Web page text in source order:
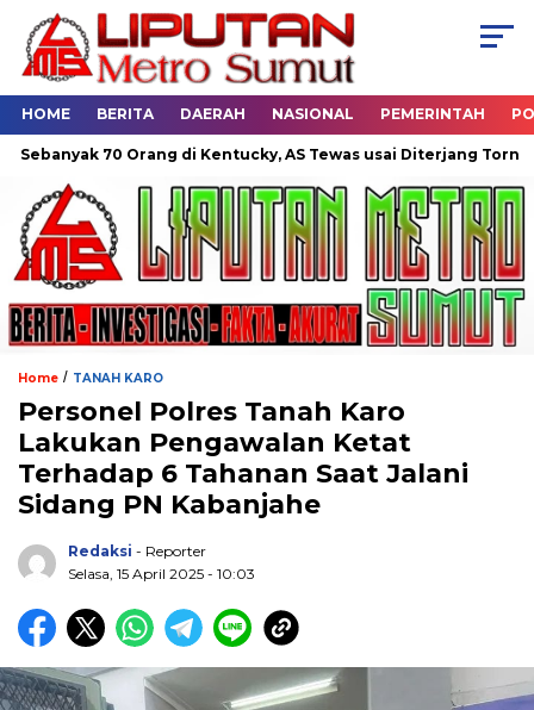
HOME BERITA DAERAH NASIONAL PEMERINTAH
70 Orang di Kentucky, AS Tewas usai Diterjang Tornado
Home / TANAH KARO
Personel Polres Tanah Karo
Lakukan Pengawalan Ketat
Terhadap 6 Tahanan Saat Jalani
Sidang PN Kabanjahe
Redaksi - Reporter
Selasa, 15 April 2025 - 10:03